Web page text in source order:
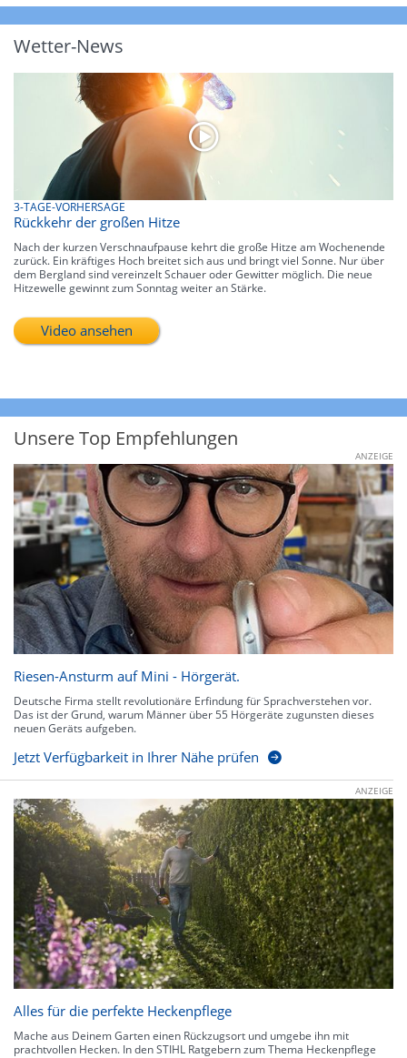
Wetter-News
3-TAGE-VORHERSAGE
Rückkehr der großen Hitze
Nach der kurzen Verschnaufpause kehrt die große Hitze am Wochenende
zurück. Ein kräftiges Hoch breitet sich aus und bringt viel Sonne. Nur über
dem Bergland sind vereinzelt Schauer oder Gewitter möglich. Die neue
Hitzewelle gewinnt zum Sonntag weiter an Stärke.
Video ansehen
Unsere Top Empfehlungen
ANZEIGE
Riesen-Ansturm auf Mini - Hörgerät.
Deutsche Firma stellt revolutionäre Erfindung für Sprachverstehen vor.
Das ist der Grund, warum Männer über 55 Hörgeräte zugunsten dieses
neuen Geräts aufgeben.
Jetzt Verfügbarkeit in Ihrer Nähe prüfen
ANZEIGE
Alles für die perfekte Heckenpflege
Mache aus Deinem Garten einen Rückzugsort und umgebe ihn mit
prachtvollen Hecken. In den STIHL Ratgebern zum Thema Heckenpflege